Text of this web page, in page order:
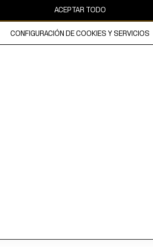
& Mauritz AB.
ACEPTAR TODO
CONFIGURACIÓN DE COOKIES Y SERVICIOS